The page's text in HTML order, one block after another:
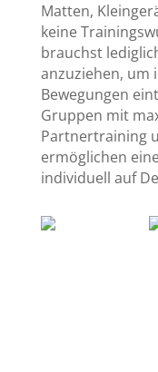
Matten,
keine
brauchst
anzuziehen, um
Bewegungen
Gruppen mit
Partnertraining
ermöglichen
individuell auf